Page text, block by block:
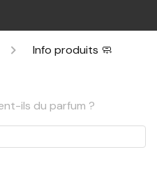
Info produits 🧼
ils du parfum ?